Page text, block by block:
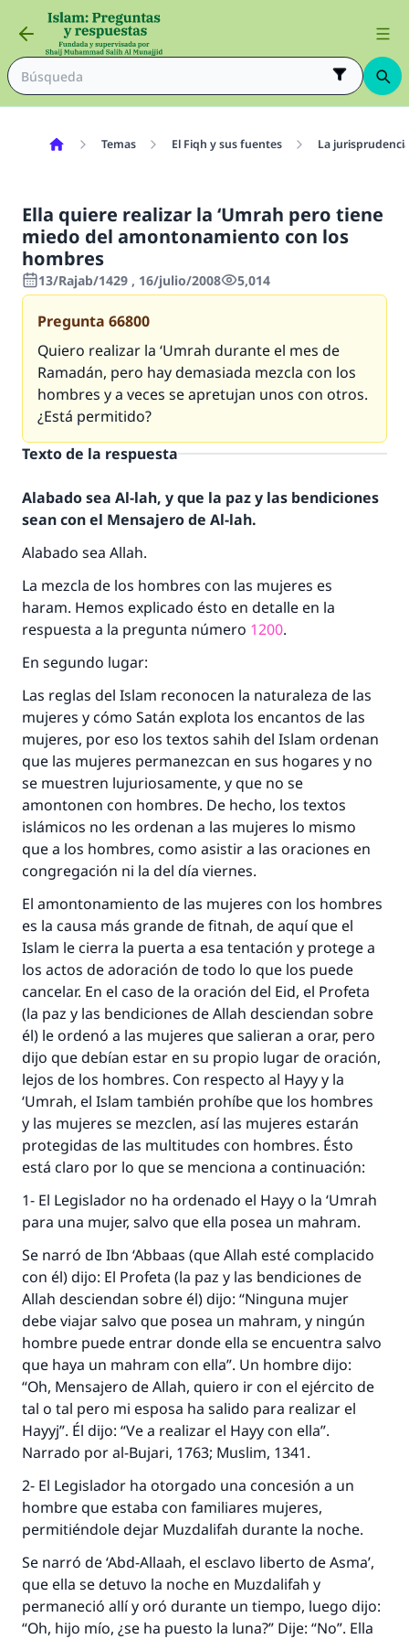
Temas El Fiqh y sus fuentes La
Ella quiere realizar la ‘Umrah pero tiene
miedo del amontonamiento con los
hombres
13/Rajab/1429 , 16/julio/2008 5,014
Pregunta 66800
Quiero realizar la ‘Umrah durante el mes de
Ramadán, pero hay demasiada mezcla con los
hombres y a veces se apretujan unos con otros.
¿Está permitido?
Texto de la respuesta
Alabado sea Al-lah, y que la paz y las bendiciones
sean con el Mensajero de Al-lah.
Alabado sea Allah.
La mezcla de los hombres con las mujeres es
haram. Hemos explicado ésto en detalle en la
respuesta a la pregunta número 1200.
En segundo lugar:
Las reglas del Islam reconocen la naturaleza de las
mujeres y cómo Satán explota los encantos de las
mujeres, por eso los textos sahih del Islam ordenan
que las mujeres permanezcan en sus hogares y no
se muestren lujuriosamente, y que no se
amontonen con hombres. De hecho, los textos
islámicos no les ordenan a las mujeres lo mismo
que a los hombres, como asistir a las oraciones en
congregación ni la del día viernes.
El amontonamiento de las mujeres con los hombres
es la causa más grande de fitnah, de aquí que el
Islam le cierra la puerta a esa tentación y protege a
los actos de adoración de todo lo que los puede
cancelar. En el caso de la oración del Eid, el Profeta
(la paz y las bendiciones de Allah desciendan sobre
él) le ordenó a las mujeres que salieran a orar, pero
dijo que debían estar en su propio lugar de oración,
lejos de los hombres. Con respecto al Hayy y la
‘Umrah, el Islam también prohíbe que los hombres
y las mujeres se mezclen, así las mujeres estarán
protegidas de las multitudes con hombres. Ésto
está claro por lo que se menciona a continuación:
1- El Legislador no ha ordenado el Hayy o la ‘Umrah
para una mujer, salvo que ella posea un mahram.
Se narró de Ibn ‘Abbaas (que Allah esté complacido
con él) dijo: El Profeta (la paz y las bendiciones de
Allah desciendan sobre él) dijo: “Ninguna mujer
debe viajar salvo que posea un mahram, y ningún
hombre puede entrar donde ella se encuentra salvo
que haya un mahram con ella”. Un hombre dijo:
“Oh, Mensajero de Allah, quiero ir con el ejército de
tal o tal pero mi esposa ha salido para realizar el
Hayyj”. Él dijo: “Ve a realizar el Hayy con ella”.
Narrado por al-Bujari, 1763; Muslim, 1341.
2- El Legislador ha otorgado una concesión a un
hombre que estaba con familiares mujeres,
permitiéndole dejar Muzdalifah durante la noche.
Se narró de ‘Abd-Allaah, el esclavo liberto de Asma’,
que ella se detuvo la noche en Muzdalifah y
permaneció allí y oró durante un tiempo, luego dijo:
“Oh, hijo mío, ¿se ha puesto la luna?” Dije: “No”. Ella